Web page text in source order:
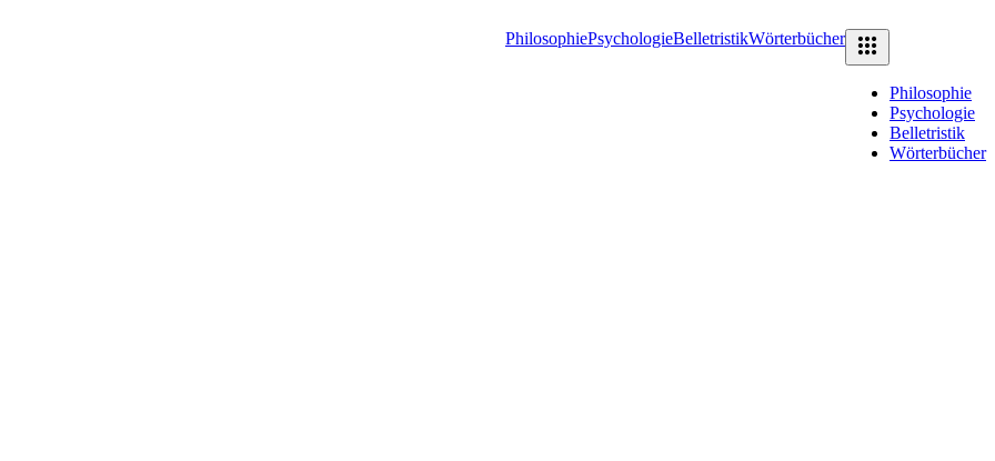
PhilosophiePsychologieBelletristikWörterbücher
Philosophie
Psychologie
Belletristik
Wörterbücher